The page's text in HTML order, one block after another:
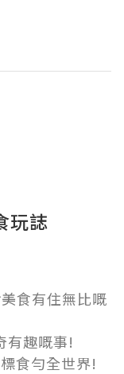
玩誌
食有住無比嘅
有趣嘅事!
食勻全世界!